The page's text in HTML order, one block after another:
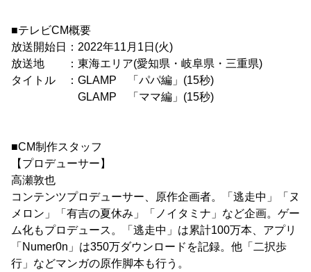
■テレビCM概要
放送開始日：2022年11月1日(火)
放送地 ：東海エリア(愛知県・岐阜県・三重県)
タイトル ：GLAMP 「パパ編」(15秒)
GLAMP 「ママ編」(15秒)
■CM制作スタッフ
【プロデューサー】
高瀬敦也
コンテンツプロデューサー、原作企画者。「逃走中」「ヌ
メロン」「有吉の夏休み」「ノイタミナ」など企画。ゲー
ム化もプロデュース。「逃走中」は累計100万本、アプリ
「Numer0n」は350万ダウンロードを記録。他「二択歩
行」などマンガの原作脚本も行う。